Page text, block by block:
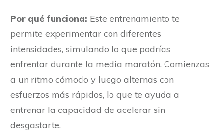
Por qué funciona: Este entrenamiento te
permite experimentar con diferentes
intensidades, simulando lo que podrías
enfrentar durante la media maratón. Comienzas
a un ritmo cómodo y luego alternas con
esfuerzos más rápidos, lo que te ayuda a
entrenar la capacidad de acelerar sin
desgastarte.